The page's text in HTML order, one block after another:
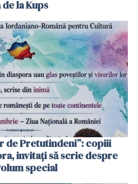
la Kups
de Pretutindeni”: copiii
invitați să scrie despre
special